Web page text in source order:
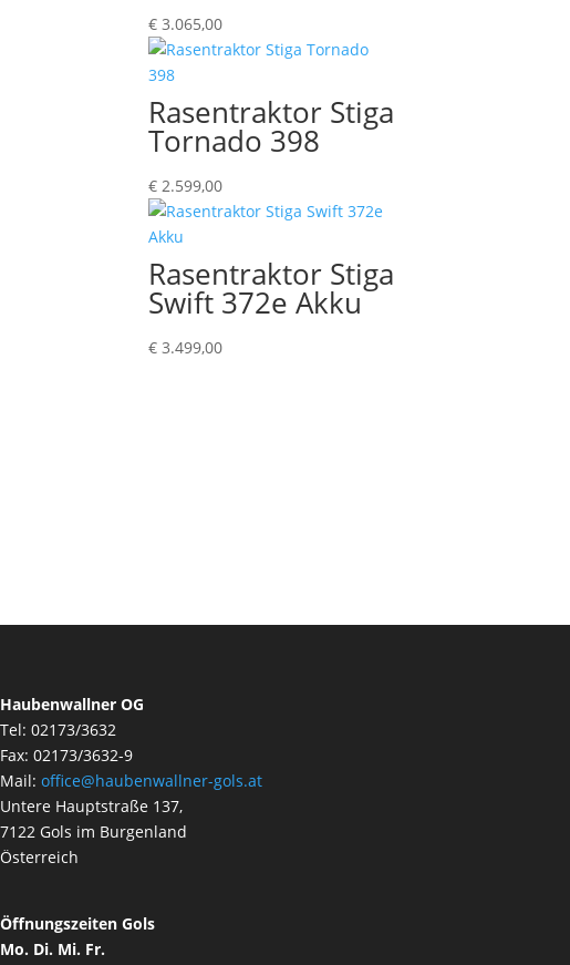
€ 3.065,00
Rasentraktor Stiga
Tornado 398
€ 2.599,00
Rasentraktor Stiga
Swift 372e Akku
€ 3.499,00
Haubenwallner OG
Tel: 02173/3632
Fax: 02173/3632-9
Mail: office@haubenwallner-gols.at
Untere Hauptstraße 137,
7122 Gols im Burgenland
Österreich
Öffnungszeiten Gols
Mo. Di. Mi. Fr.